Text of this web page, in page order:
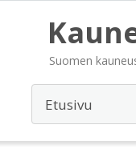
Suomen